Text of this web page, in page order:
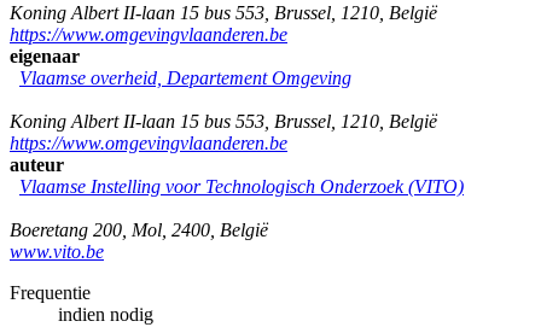
Koning Albert II-laan 15 bus 553 Brussel 1210 België
https://www.omgevingvlaanderen.be
eigenaar
Vlaamse overheid, Departement Omgeving
Koning Albert II-laan 15 bus 553 Brussel 1210 België
https://www.omgevingvlaanderen.be
auteur
Vlaamse Instelling voor Technologisch Onderzoek (VITO)
Boeretang 200 Mol 2400 België
www.vito.be
Frequentie
indien nodig